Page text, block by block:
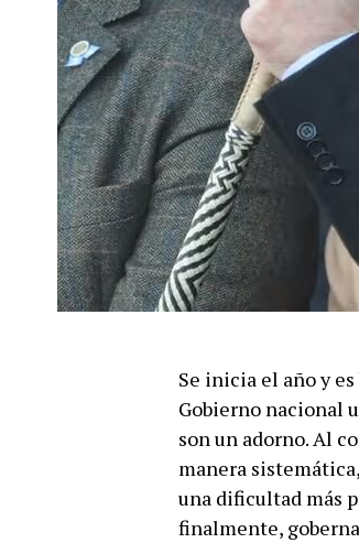
Se inicia el año y
Gobierno nacional
son un adorno. Al
manera
una dificultad más
finalmente,